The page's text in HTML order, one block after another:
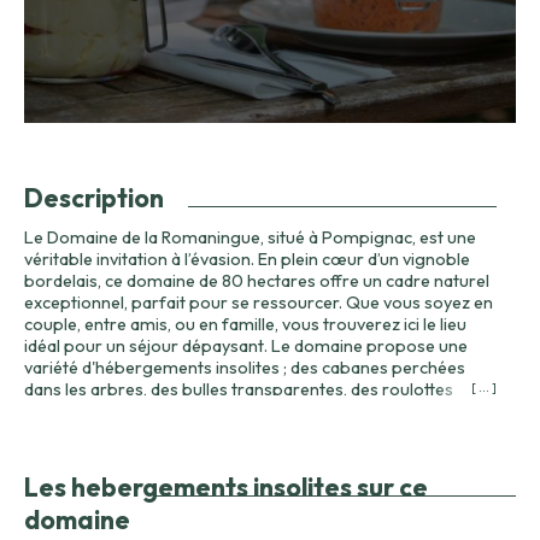
Description
Le Domaine de la Romaningue, situé à Pompignac, est une
véritable invitation à l’évasion. En plein cœur d’un vignoble
bordelais, ce domaine de 80 hectares offre un cadre naturel
exceptionnel, parfait pour se ressourcer. Que vous soyez en
couple, entre amis, ou en famille, vous trouverez ici le lieu
idéal pour un séjour dépaysant. Le domaine propose une
variété d'hébergements insolites ; des cabanes perchées
dans les arbres, des bulles transparentes, des roulottes
balades à travers le domaine permettront de découvrir la
faune et la flore locales. De plus, des équipements comme
des vélos et des jeux de société sont à disposition pour des
[ ... ]
Les hebergements insolites sur ce
domaine